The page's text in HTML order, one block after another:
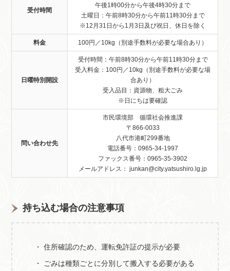
受付時間
午後1時00分から午後4時30分まで
土曜日：午前8時30分から午前11時30分まで
※12月31日から1月3日及び祝日、休日を除く
料金 100円／10kg（別途手数料が必要な場合あり）
日曜特別開設
受付時間：午前8時30分から午前11時30分まで
受入料金：100円／10kg（別途手数料が必要な場
合あり）
受入品目：資源物、粗大ごみ
※日にちは要確認
問い合わせ先
市民環境部 循環社会推進課
〒866-0033
八代市港町299番地
電話番号：0965-34-1997
ファックス番号：0965-35-3902
メールアドレス： junkan@city.yatsushiro.lg.jp
持ち込む場合の注意事項
住所確認のため、運転免許証の提示が必要
ごみは種類ごとに分別して搬入する必要がある